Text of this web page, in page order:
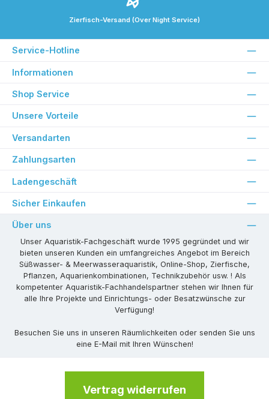
Zierfisch-Versand (Over Night Service)
Service-Hotline
Informationen
Shop Service
Unsere Vorteile
Versandarten
Zahlungsarten
Ladengeschäft
Sicher Einkaufen
Über uns
Unser Aquaristik-Fachgeschäft wurde 1995 gegründet und wir
bieten unseren Kunden ein umfangreiches Angebot im Bereich
Süßwasser- & Meerwasseraquaristik, Online-Shop, Zierfische,
Pflanzen, Aquarienkombinationen, Technikzubehör usw. ! Als
kompetenter Aquaristik-Fachhandelspartner stehen wir Ihnen für
alle Ihre Projekte und Einrichtungs- oder Besatzwünsche zur
Verfügung!
Besuchen Sie uns in unseren Räumlichkeiten oder senden Sie uns
eine E-Mail mit Ihren Wünschen!
Vertrag widerrufen